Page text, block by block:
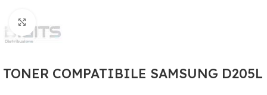
TONER COMPATIBILE SAMSUNG D205L